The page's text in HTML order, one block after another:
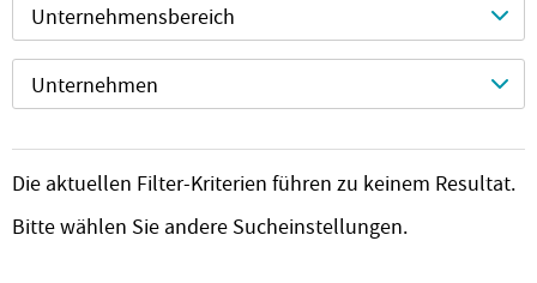
Unternehmensbereich
Unternehmen
Die aktuellen Filter-Kriterien führen zu keinem Resultat.
Bitte wählen Sie andere Sucheinstellungen.